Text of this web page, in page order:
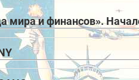
мира и финансов».